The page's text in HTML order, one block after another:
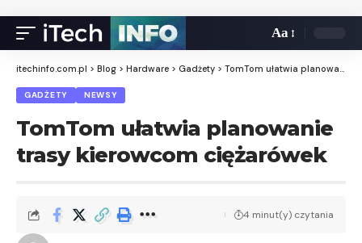
Aa
itechinfo.com.pl > Blog > Hardware > Gadżety > TomTom ułatwia planowanie trasy kierowcom ciężarówek
GADŻETY NEWSY
TomTom ułatwia planowanie
trasy kierowcom ciężarówek
4 minut(y) czytania